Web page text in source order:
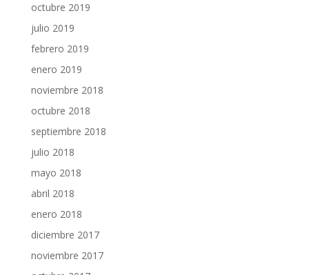
octubre 2019
julio 2019
febrero 2019
enero 2019
noviembre 2018
octubre 2018
septiembre 2018
julio 2018
mayo 2018
abril 2018
enero 2018
diciembre 2017
noviembre 2017